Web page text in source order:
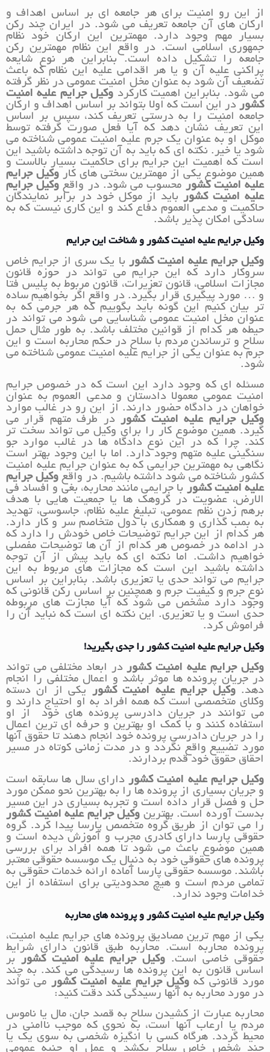
از این رو امنیت برای هر جامعه ای بر اساس اهداف و
ارکان های آن جامعه تعریف می شود. در ایران چند رکن
بسیار مهم وجود دارد. مهمترین این ارکان خود نظام
جمهوری اسلامی است. در واقع این نظام مهمترین رکن
جامعه را تشکیل داده است. بنابراین هر نوع شایعه
پراکنی علیه آن و یا هر اقدامی علیه این نظام که باعث
تضعیف آن شود به عنوان مخل امنیت عمومی در نظر گرفته
می شود. بنابراین اهمیت کارکرد وکیل جرایم علیه امنیت
کشور در این است که اولا بتواند بر اساس اهداف و ارکان
جامعه امنیت را به درستی تعریف کند، سپس بر اساس
این تعریف نشان دهد که آیا فعل صورت گرفته توسط
موکل او به عنوان یک جرم علیه امنیت عمومی شناخته می
شود یا خیر. نکته ای که باید به آن توجه داشته باشید این
است که اهمیت این جرایم برای حاکمیت بسیار بالاست و
همین موضوع یکی از مهمترین سختی های کاروکیل جرایم
علیه امنیت کشور محسوب می شود. در واقع وکیل جرایم
علیه امنیت کشور باید از موکل خود در برابر نمایندگان
حاکمیت و مدعی العموم دفاع کند و این کاری نیست که به
سادگی امکان پذیر باشد.
وکیل جرایم علیه امنیت کشور و شناخت این جرایم
وکیل جرایم علیه امنیت کشور با یک سری از جرایم خاص
سروکار دارد که این جرایم می تواند در حوزه قانون
مجازات اسلامی، قانون تعزیرات، قانون مربوط به پلیس فتا
و … مورد پیگیری قرار بگیرد. در واقع اگر بخواهیم ساده
تر بیان کنیم این گونه باید بگوییم که هر جرمی که به
عنوان مخل امنیت عمومی شناسایی می شود می تواند در
حیطه هر کدام از قوانین مختلف باشد. به طور مثال حمل
سلاح و ترساندن مردم با سلاح در حکم محاربه است و این
جرم به عنوان یکی از جرایم علیه امنیت عمومی شناخته می
شود.
مسئله ای که وجود دارد این است که در خصوص جرایم
امنیت عمومی معمولا دادستان و مدعی العموم به عنوان
خواهان در دادگاه حضور دارند. از این رو در غالب موارد
وکیل جرایم علیه امنیت کشور
در طرف متهم قرار می
گیرد. همین موضوع کار را برای وکیل می تواند سخت تر
کند. چرا که در این نوع دادگاه ها در غالب موارد جو
سنگینی علیه متهم وجود دارد. اما با این وجود بهتر است
نگاهی به مهمترین جرایمی که به عنوان جرایم علیه امنیت
کشور شناخته می شود داشته باشیم. در واقع وکیل جرایم
علیه امنیت کشور با جرایمی مانند محاربه، بغی و افساد فی
الارض، عضویت در گروهک ها یا جمعیت هایی با هدف
برهم زدن نظم عمومی، تبلیغ علیه نظام، جاسوسی، تهدید
به بمب گذاری و همکاری با دول متخاصم سر و کار دارد.
هر کدام از این جرایم توضیحات خاص خودش را دارد که
در ادامه در خصوص هر کدام از آن ها توضیحات مفصلی
خواهیم داشت. اما نکته ای که باید پیش از آن توجه
داشته باشید این است که مجازات های مربوط به این
جرایم می تواند حدی یا تعزیری باشد. بنابراین بر اساس
نوع جرم و کیفیت جرم و همچنین بر اساس رکن قانونی که
وجود دارد مشخص می شود که آیا مجازت های مربوطه
حدی است و یا تعزیری. این نکته ای است که نباید آن را
فراموش کرد.
وکیل جرایم علیه امنیت کشور را جدی بگیرید!
وکیل جرایم علیه امنیت کشور در ابعاد مختلفی می تواند
در جریان پرونده ها موثر باشد و اعمال مختلفی را انجام
دهد.وکیل جرایم علیه امنیت کشور
یکی از ان دسته
وکلای متخصصی است که همه افراد به او احتیاج دارند و
می توانند در جریان دادرسی پرونده های خود از او
استفاده کنند و با کمک او بهترین و حرفه ای ترین اعمال
را در جریان دادرسی پرونده خود انجام دهند تا حقوق آنها
مورد تضییع واقع نگردد و در مدت زمانی کوتاه در مسیر
احقاق حقوق خود قدم بردارند.
وکیل جرایم علیه امنیت کشور دارای سال ها سابقه است
و جریان بسیاری از پرونده ها را به بهترین نحو ممکن مورد
حل و فصل قرار داده است و تجربه بسیاری در این مسیر
بدست آورده است. بهترین وکیل جرایم علیه امنیت کشور
را می توان از طریق گروه متخصص پارسا پیدا کرد. گروه
حقوقی پارسا دارای کادری مجرب و آموزش دیده است و
همین موضوع باعث می شود تا همه افراد برای بررسی
پرونده های حقوقی خود به دنبال یک موسسه حقوقی معتبر
باشند. موسسه حقوقی پارسا آماده ارائه خدمات حقوقی به
تمامی مردم است و هیچ محدودیتی برای استفاده از این
خدامات وجود ندارد.
وکیل جرایم علیه امنیت کشور و پرونده های محاربه
یکی از مهم ترین مصادیق پرونده های جرایم علیه امنیت،
پرونده محاربه است. محاربه طبق قانون دارای شرایط
حقوقی خاصی است.وکیل جرایم علیه امنیت کشور
بر
اساس قانون به این پرونده ها رسیدگی می کند. به چند
مورد قانونی که وکیل جرایم علیه امنیت کشور می تواند
در مورد محاربه به آنها رسیدگی کند دقت کنید:
محاربه عبارت از کشیدن سلاح به قصد جان، مال یا ناموس
مردم یا ارعاب آنها است، به نحوی که موجب ناامنی در
محیط گردد. هرگاه کسی با انگیزه شخصی به سوی یک یا
چند شخص خاص سلاح بکشد و عمل او جنبه عمومی